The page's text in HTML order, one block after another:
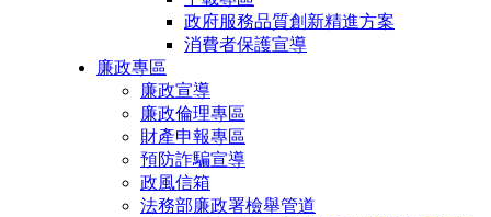
政府服務品質創新精進方案
消費者保護宣導
廉政專區
廉政宣導
廉政倫理專區
財產申報專區
預防詐騙宣導
政風信箱
法務部廉政署檢舉管道